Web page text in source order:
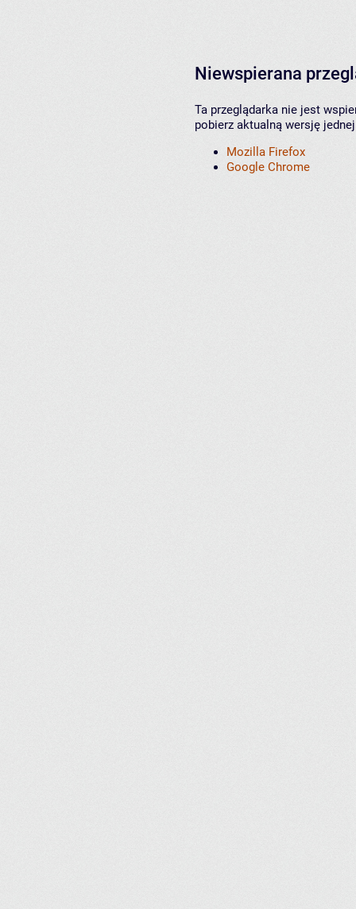
Niewspierana
Ta przeglądarka nie jest
pobierz aktualną wersję
Mozilla Firefox
Google Chrome